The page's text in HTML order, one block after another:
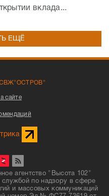
вклада...
ЕЩЁ
сайте
агентство "Высота 102"
службой по надзору в сфере
и массовых коммуникаций